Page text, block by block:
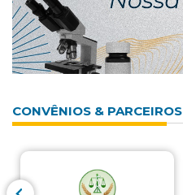
CONVÊNIOS & PARCEIROS